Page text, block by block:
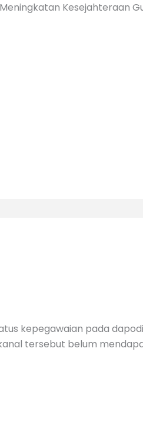
Kesejahteraan
kepegawaian pada
tersebut belum